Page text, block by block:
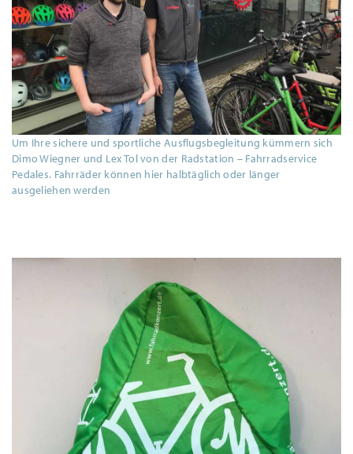
Um Ihre sichere und sportliche Ausflugsbegleitung kümmern sich
Dimo Wiegner und Lex Tol von der Radstation – Fahrradservice
Pedales. Fahrräder können hier halbtäglich oder länger
ausgeliehen werden